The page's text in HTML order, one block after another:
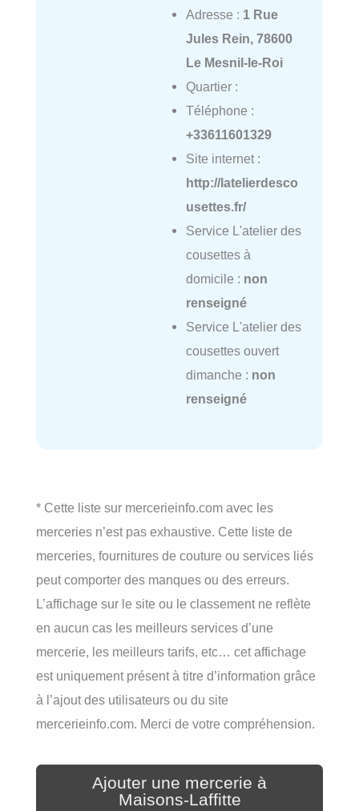
Adresse : 1 Rue
Jules Rein, 78600
Le Mesnil-le-Roi
Quartier :
Téléphone :
+33611601329
Site internet :
http://latelierdesco
usettes.fr/
Service L'atelier des
cousettes à
domicile : non
renseigné
Service L'atelier des
cousettes ouvert
dimanche : non
renseigné
* Cette liste sur mercerieinfo.com avec les
merceries n’est pas exhaustive. Cette liste de
merceries, fournitures de couture ou services liés
peut comporter des manques ou des erreurs.
L’affichage sur le site ou le classement ne reflète
en aucun cas les meilleurs services d’une
mercerie, les meilleurs tarifs, etc… cet affichage
est uniquement présent à titre d’information grâce
à l’ajout des utilisateurs ou du site
mercerieinfo.com. Merci de votre compréhension.
Ajouter une mercerie à
Maisons-Laffitte